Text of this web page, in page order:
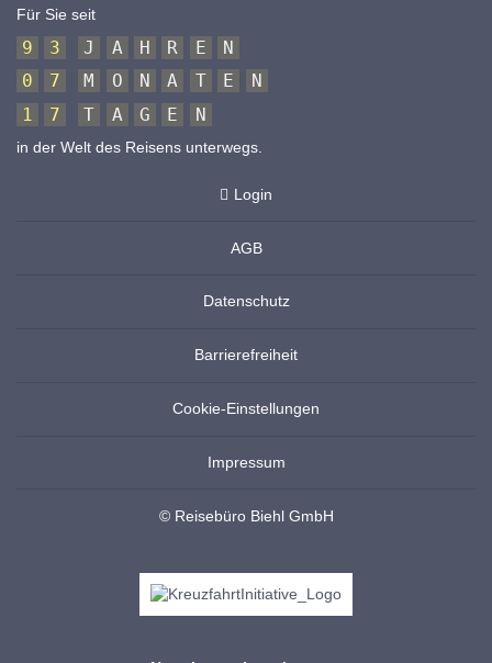
Für Sie seit
9 3 J A H R E
N
0
7 M O N A T E
N
1
7 T A G E N
in der Welt des Reisens unterwegs.
Login
AGB
Datenschutz
Barrierefreiheit
Cookie-Einstellungen
Impressum
© Reisebüro Biehl GmbH